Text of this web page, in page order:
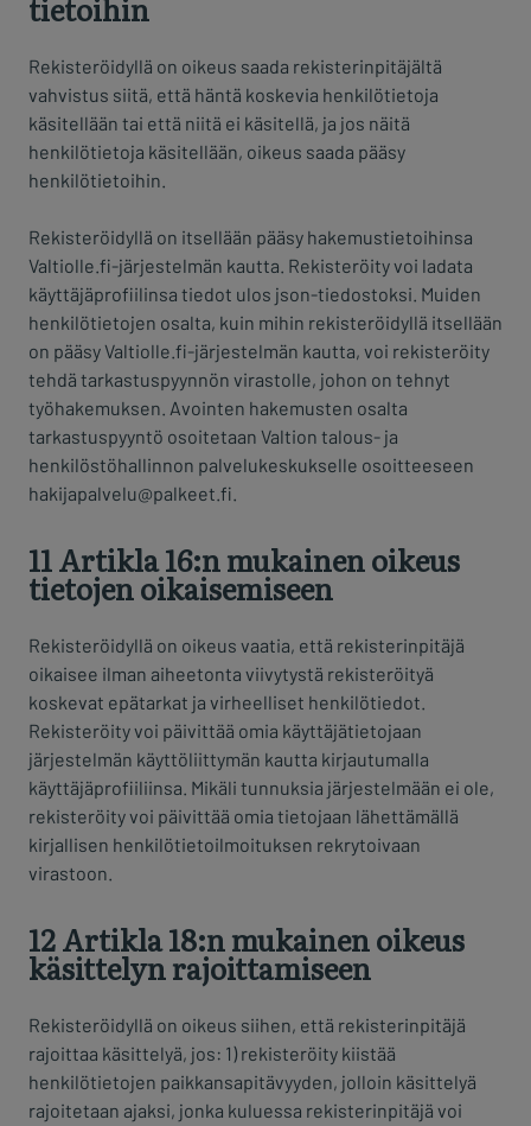
tietoihin
Rekisteröidyllä on oikeus saada rekisterinpitäjältä
vahvistus siitä, että häntä koskevia henkilötietoja
käsitellään tai että niitä ei käsitellä, ja jos näitä
henkilötietoja käsitellään, oikeus saada pääsy
henkilötietoihin.
Rekisteröidyllä on itsellään pääsy hakemustietoihinsa
Valtiolle.fi-järjestelmän kautta. Rekisteröity voi ladata
käyttäjäprofiilinsa tiedot ulos json-tiedostoksi. Muiden
henkilötietojen osalta, kuin mihin rekisteröidyllä itsellään
on pääsy Valtiolle.fi-järjestelmän kautta, voi rekisteröity
tehdä tarkastuspyynnön virastolle, johon on tehnyt
työhakemuksen. Avointen hakemusten osalta
tarkastuspyyntö osoitetaan Valtion talous- ja
henkilöstöhallinnon palvelukeskukselle osoitteeseen
hakijapalvelu@palkeet.fi.
11 Artikla 16:n mukainen oikeus
tietojen oikaisemiseen
Rekisteröidyllä on oikeus vaatia, että rekisterinpitäjä
oikaisee ilman aiheetonta viivytystä rekisteröityä
koskevat epätarkat ja virheelliset henkilötiedot.
Rekisteröity voi päivittää omia käyttäjätietojaan
järjestelmän käyttöliittymän kautta kirjautumalla
käyttäjäprofiiliinsa. Mikäli tunnuksia järjestelmään ei ole,
rekisteröity voi päivittää omia tietojaan lähettämällä
kirjallisen henkilötietoilmoituksen rekrytoivaan
virastoon.
12 Artikla 18:n mukainen oikeus
käsittelyn rajoittamiseen
Rekisteröidyllä on oikeus siihen, että rekisterinpitäjä
rajoittaa käsittelyä, jos: 1) rekisteröity kiistää
henkilötietojen paikkansapitävyyden, jolloin käsittelyä
rajoitetaan ajaksi, jonka kuluessa rekisterinpitäjä voi